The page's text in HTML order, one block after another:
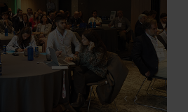
‹ ›